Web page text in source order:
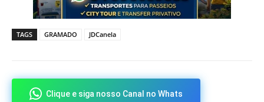
TAGS GRAMADO JDCanela
Clique e siga nosso Canal no Whats